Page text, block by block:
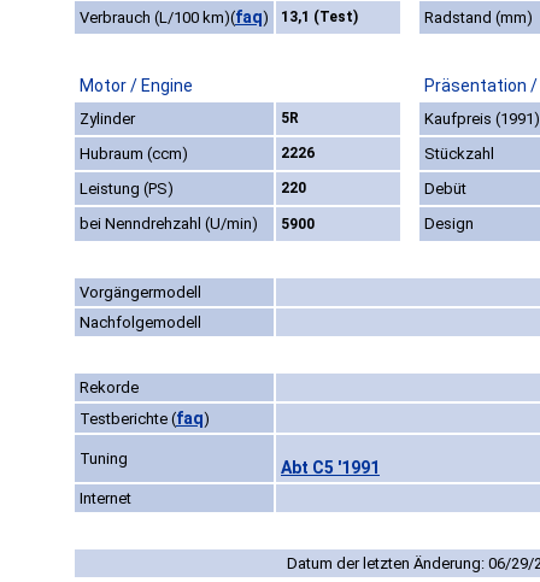
Verbrauch (L/100 km)(faq) 13,1 (Test) Radstand (mm)
Motor / Engine Präsentation
Zylinder 5R
Kaufpreis (1991)
Hubraum (ccm)
2226
Stückzahl
Leistung (PS)
220
Debüt
bei Nenndrehzahl (U/min)
5900 Design
Vorgängermodell
Nachfolgemodell
Rekorde
Testberichte (faq)
Tuning Abt C5 '1991
Internet
Datum der letzten Änderung: 06/29/